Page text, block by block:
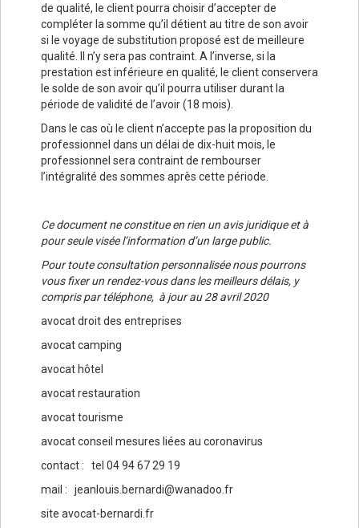
de qualité, le client pourra choisir d’accepter de
compléter la somme qu’il détient au titre de son avoir
si le voyage de substitution proposé est de meilleure
qualité. Il n’y sera pas contraint. A l’inverse, si la
prestation est inférieure en qualité, le client conservera
le solde de son avoir qu’il pourra utiliser durant la
période de validité de l’avoir (18 mois).
Dans le cas où le client n’accepte pas la proposition du
professionnel dans un délai de dix-huit mois, le
professionnel sera contraint de rembourser
l’intégralité des sommes après cette période.
Ce document ne constitue en rien un avis juridique et à
pour seule visée l’information d’un large public.
Pour toute consultation personnalisée nous pourrons
vous fixer un rendez-vous dans les meilleurs délais, y
compris par téléphone, à jour au 28 avril 2020
avocat droit des entreprises
avocat camping
avocat hôtel
avocat restauration
avocat tourisme
avocat conseil mesures liées au coronavirus
contact : tel 04 94 67 29 19
mail : jeanlouis.bernardi@wanadoo.fr
site avocat-bernardi.fr